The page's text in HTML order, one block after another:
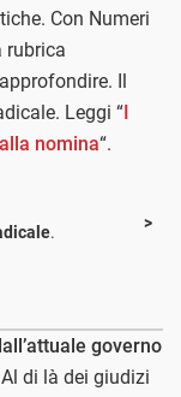
Con Numeri
rubrica
Il
Leggi “I
nomina“.
.
governo
Al di là dei giudizi